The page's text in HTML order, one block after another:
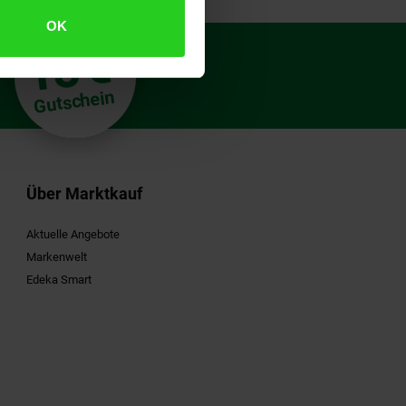
OK
15€
Gutschein
Über Marktkauf
Aktuelle Angebote
Markenwelt
Edeka Smart